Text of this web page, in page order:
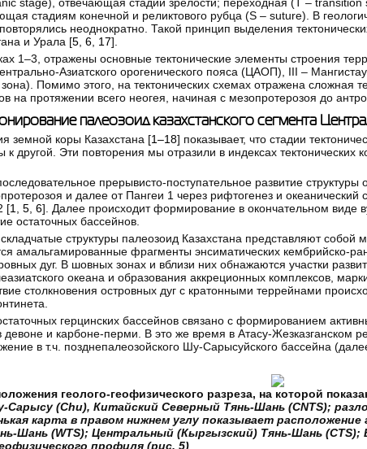
стадиям конечной и реликтового рубца (S – suture). В
неоднократно. Такой принцип выделения
и Урала [5, 6, 17].
1–3, отражены основные тектонические элементы строения
Азиатского орогенического пояса (ЦАОП), III –
Помимо этого, на тектонических схемах отражена сложная
на протяжении всего неогея, начиная с мезопротерозоя до
палеозоид казахстанского сегмента
земной коры Казахстана [1–18] показывает, что стадии
к другой. Эти повторения мы отразили в индексах
прерывисто-поступательное развитие
и далее от Пангеи 1 через рифтогенез и
[1 5, 6]. Далее происходит формирование в окончательном виде
остаточных бассейнов.
структуры палеозоид Казахстана представляют собой
амальгамированные фрагменты энсиматических кембрийско-
дуг. В шовных зонах и вблизи них обнажаются участки
океана и образования аккреционных комплексов,
столкновения островных дуг с кратонными террейнами
герцинских бассейнов связано с формированием
девоне и карбоне-перми. В это же время в Атасу-Жезказганском
в т.ч. позднепалеозойского Шу-Сарысуйского бассейна
геолого-геофизического разреза, на которой
(Chu), Китайский Северный Тянь-Шань (CNTS);
карта в правом нижнем углу показывает
Шань (WTS); Центральный (Кыргызский) Тянь-Шань
профиля (рис. 5)